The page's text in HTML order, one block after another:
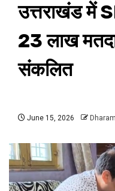
उत्तराखंड में
23 लाख
संकलित
June 15, 2026